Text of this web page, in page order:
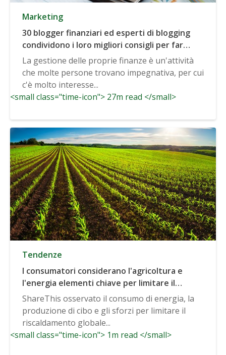
Marketing
30 blogger finanziari ed esperti di blogging
condividono i loro migliori consigli per far
crescere un blog finanziario
La gestione delle proprie finanze è un'attività
che molte persone trovano impegnativa, per cui
c'è molto interesse...
<small class="time-icon"> 27m read </small>
Tendenze
I consumatori considerano l'agricoltura e
l'energia elementi chiave per limitare il
cambiamento climatico
ShareThis osservato il consumo di energia, la
produzione di cibo e gli sforzi per limitare il
riscaldamento globale...
<small class="time-icon"> 1m read </small>